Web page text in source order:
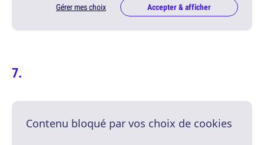
Gérer mes choix Accepter & afficher
Contenu bloqué par vos choix de cookies